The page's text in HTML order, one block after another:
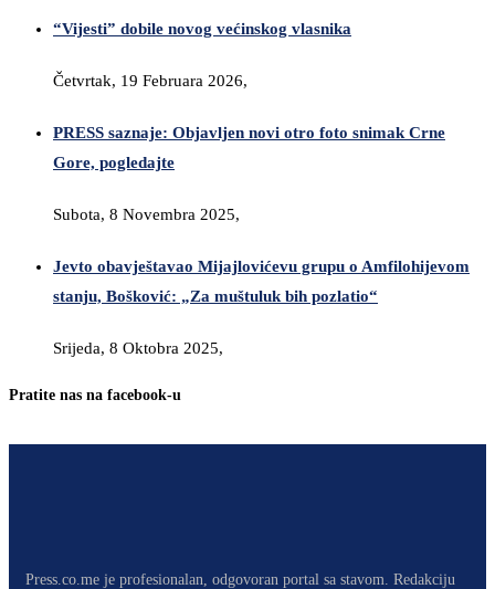
“Vijesti” dobile novog većinskog vlasnika
Četvrtak, 19 Februara 2026,
PRESS saznaje: Objavljen novi otro foto snimak Crne
Gore, pogledajte
Subota, 8 Novembra 2025,
Jevto obavještavao Mijajlovićevu grupu o Amfilohijevom
stanju, Bošković: „Za muštuluk bih pozlatio“
Srijeda, 8 Oktobra 2025,
Pratite nas na facebook-u
Press.co.me je profesionalan, odgovoran portal sa stavom. Redakciju